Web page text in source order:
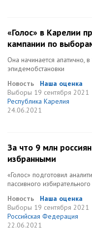
«Голос» в Карелии
кампании по
Она начинается апатично,
эпидемобстановки
Новость
Наша оценка
Выборы 19 сентября 2021
Республика Карелия
24.06.2021
За что 9 млн
избранными
«Голос» подготовил
пассивного
Новость
Наша оценка
Выборы 19 сентября 2021
Российская Федерация
22.06.2021